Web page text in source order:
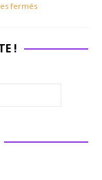
fermés
!